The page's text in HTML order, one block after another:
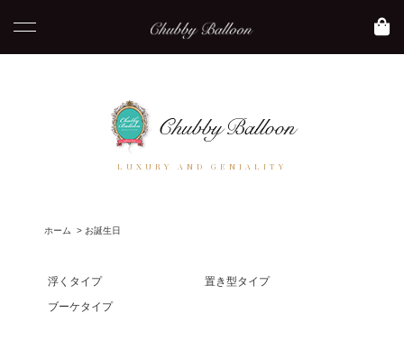
LUXURY AND GENIALITY
ホーム > お誕生日
浮くタイプ
置き型タイプ
ブーケタイプ